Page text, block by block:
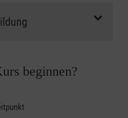
beginnen?